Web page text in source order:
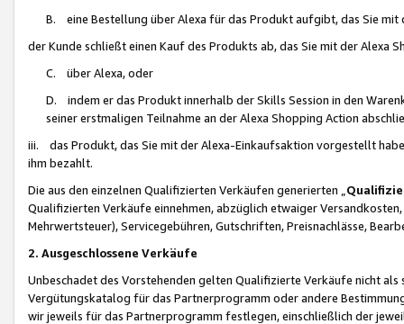
B. eine Bestellung über Alexa für das Produkt aufgibt, das Sie mit
der Kunde schließt einen Kauf des Produkts ab, das Sie mit der Alexa
C. über Alexa, oder
D. indem er das Produkt innerhalb der Skills Session in den
seiner erstmaligen Teilnahme an der Alexa Shopping Action
iii. das Produkt, das Sie mit der Alexa-Einkaufsaktion vorgestellt
ihm bezahlt.
Die aus den einzelnen Qualifizierten Verkäufen generierten „
Qualifizierten Verkäufe einnehmen, abzüglich etwaiger
Mehrwertsteuer), Servicegebühren, Gutschriften, Preisnachlässe,
2. Ausgeschlossene Verkäufe
Unbeschadet des Vorstehenden gelten Qualifizierte Verkäufe nicht
Vergütungskatalog für das Partnerprogramm oder andere
wir jeweils für das Partnerprogramm festlegen, einschließlich der